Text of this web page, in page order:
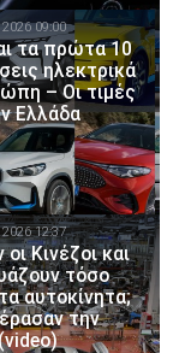
09:00
τα πρώτα 10
ηλεκτρικά
– Οι τιμές
Ελλάδα
12:37
οι Κινέζοι και
τόσο
αυτοκίνητα;
την